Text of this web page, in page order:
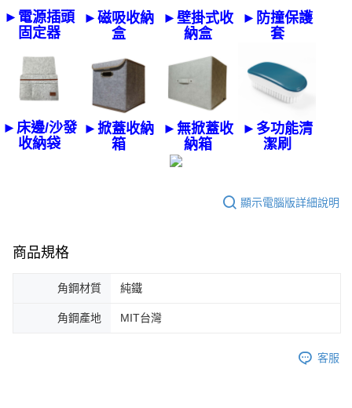
►電源插頭
固定器
►磁吸收納
盒
►壁掛式收
納盒
►防撞保護
套
►床邊/沙發
收納袋
►掀蓋收納
箱
►無掀蓋收
納箱
►多功能清
潔刷
顯示電腦版詳細說明
商品規格
角鋼材質 純鐵
角鋼產地 MIT台灣
客服